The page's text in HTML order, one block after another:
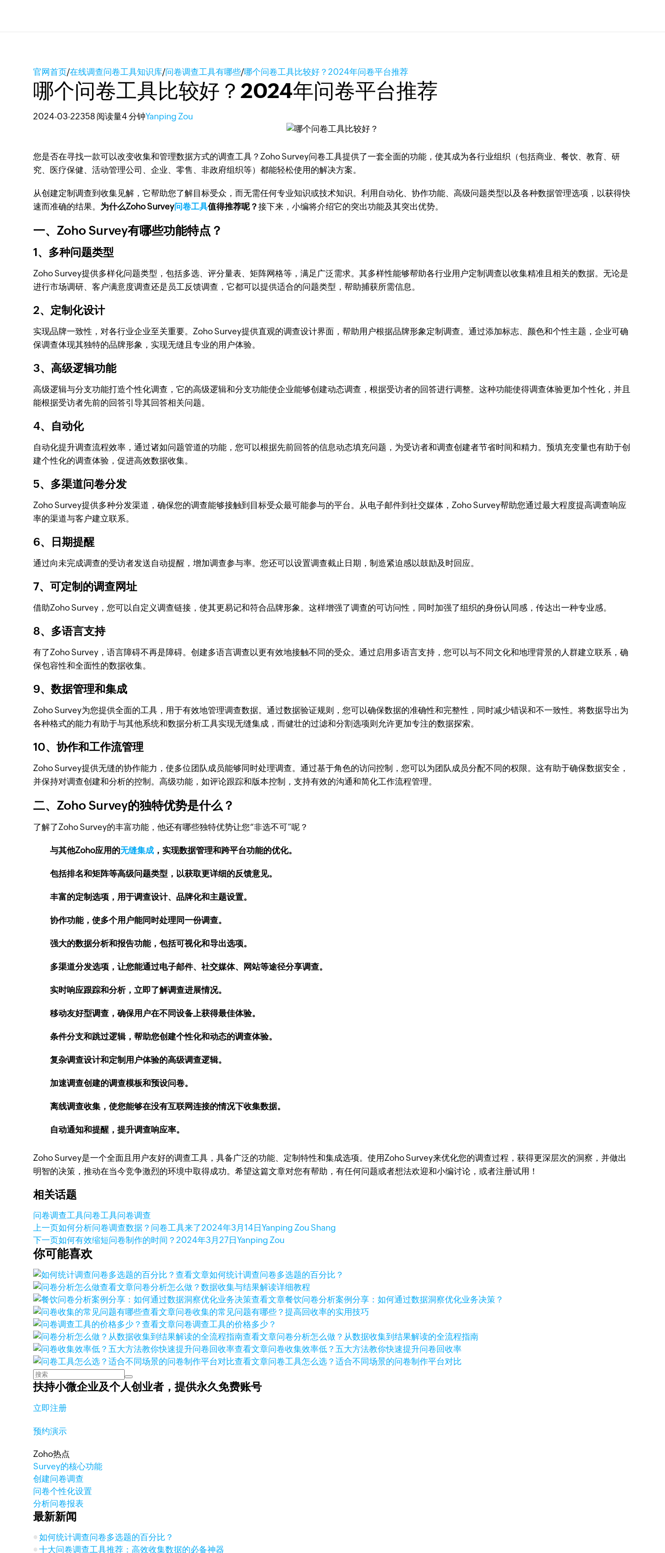
官网首页/在线调查问卷工具知识库/问卷调查工具有哪些/哪个问卷工具比较好？2024年问卷平台推荐
哪个问卷工具比较好？2024年问卷平台推荐
2024-03-22358 阅读量4 分钟Yanping Zou
您是否在寻找一款可以改变收集和管理数据方式的调查工具？Zoho Survey问卷工具提供了一套全面的功能，使其成为各行业组织（包括商业、餐饮、教育、研
究、医疗保健、活动管理公司、企业、零售、非政府组织等）都能轻松使用的解决方案。
从创建定制调查到收集见解，它帮助您了解目标受众，而无需任何专业知识或技术知识。利用自动化、协作功能、高级问题类型以及各种数据管理选项，以获得快
速而准确的结果。 为什么Zoho Survey问卷工具值得推荐呢？接下来，小编将介绍它的突出功能及其突出优势。
一、Zoho Survey有哪些功能特点？
1、多种问题类型
Zoho Survey提供多样化问题类型，包括多选、评分量表、矩阵网格等，满足广泛需求。其多样性能够帮助各行业用户定制调查以收集精准且相关的数据。无论是
进行市场调研、客户满意度调查还是员工反馈调查，它都可以提供适合的问题类型，帮助捕获所需信息。
2、定制化设计
实现品牌一致性，对各行业企业至关重要。Zoho Survey提供直观的调查设计界面，帮助用户根据品牌形象定制调查。通过添加标志、颜色和个性主题，企业可确
保调查体现其独特的品牌形象，实现无缝且专业的用户体验。
3、高级逻辑功能
高级逻辑与分支功能打造个性化调查，它的高级逻辑和分支功能使企业能够创建动态调查，根据受访者的回答进行调整。这种功能使得调查体验更加个性化，并且
能根据受访者先前的回答引导其回答相关问题。
4、自动化
自动化提升调查流程效率，通过诸如问题管道的功能，您可以根据先前回答的信息动态填充问题，为受访者和调查创建者节省时间和精力。预填充变量也有助于创
建个性化的调查体验，促进高效数据收集。
5、多渠道问卷分发
Zoho Survey提供多种分发渠道，确保您的调查能够接触到目标受众最可能参与的平台。从电子邮件到社交媒体，Zoho Survey帮助您通过最大程度提高调查响应
率的渠道与客户建立联系。
6、日期提醒
通过向未完成调查的受访者发送自动提醒，增加调查参与率。您还可以设置调查截止日期，制造紧迫感以鼓励及时回应。
7、可定制的调查网址
借助Zoho Survey，您可以自定义调查链接，使其更易记和符合品牌形象。这样增强了调查的可访问性，同时加强了组织的身份认同感，传达出一种专业感。
8、多语言支持
有了Zoho Survey，语言障碍不再是障碍。创建多语言调查以更有效地接触不同的受众。通过启用多语言支持，您可以与不同文化和地理背景的人群建立联系，确
保包容性和全面性的数据收集。
9、数据管理和集成
Zoho Survey为您提供全面的工具，用于有效地管理调查数据。通过数据验证规则，您可以确保数据的准确性和完整性，同时减少错误和不一致性。将数据导出为
各种格式的能力有助于与其他系统和数据分析工具实现无缝集成，而健壮的过滤和分割选项则允许更加专注的数据探索。
10、协作和工作流管理
Zoho Survey提供无缝的协作能力，使多位团队成员能够同时处理调查。通过基于角色的访问控制，您可以为团队成员分配不同的权限。这有助于确保数据安全，
并保持对调查创建和分析的控制。高级功能，如评论跟踪和版本控制，支持有效的沟通和简化工作流程管理。
二、Zoho Survey的独特优势是什么？
了解了Zoho Survey的丰富功能，他还有哪些独特优势让您“非选不可”呢？
与其他Zoho应用的无缝集成 ，实现数据管理和跨平台功能的优化。
包括排名和矩阵等高级问题类型，以获取更详细的反馈意见。
丰富的定制选项，用于调查设计、品牌化和主题设置。
协作功能，使多个用户能同时处理同一份调查。
强大的数据分析和报告功能，包括可视化和导出选项。
多渠道分发选项，让您能通过电子邮件、社交媒体、网站等途径分享调查。
实时响应跟踪和分析，立即了解调查进展情况。
移动友好型调查，确保用户在不同设备上获得最佳体验。
条件分支和跳过逻辑，帮助您创建个性化和动态的调查体验。
复杂调查设计和定制用户体验的高级调查逻辑。
加速调查创建的调查模板和预设问卷。
离线调查收集，使您能够在没有互联网连接的情况下收集数据。
自动通知和提醒，提升调查响应率。
Zoho Survey是一个全面且用户友好的调查工具，具备广泛的功能、定制特性和集成选项。使用Zoho Survey来优化您的调查过程，获得更深层次的洞察，并做出
明智的决策，推动在当今竞争激烈的环境中取得成功。希望这篇文章对您有帮助，有任何问题或者想法欢迎和小编讨论，或者注册试用！
相关话题
问卷调查工具问卷工具问卷调查
上一页如何分析问卷调查数据？问卷工具来了2024年3月14日Yanping Zou Shang
下一页如何有效缩短问卷制作的时间？2024年3月27日Yanping Zou
你可能喜欢
查看文章如何统计调查问卷多选题的百分比？
查看文章问卷分析怎么做？数据收集与结果解读详细教程
查看文章餐饮问卷分析案例分享：如何通过数据洞察优化业务决策？
查看文章问卷收集的常见问题有哪些？提高回收率的实用技巧
查看文章问卷调查工具的价格多少？
查看文章问卷分析怎么做？从数据收集到结果解读的全流程指南
查看文章问卷收集效率低？五大方法教你快速提升问卷回收率
查看文章问卷工具怎么选？适合不同场景的问卷制作平台对比
扶持小微企业及个人创业者，提供永久免费账号
立即注册
预约演示
Zoho热点
Survey的核心功能
创建问卷调查
问卷个性化设置
分析问卷报表
最新新闻
如何统计调查问卷多选题的百分比？
十大问卷调查工具推荐：高效收集数据的必备神器